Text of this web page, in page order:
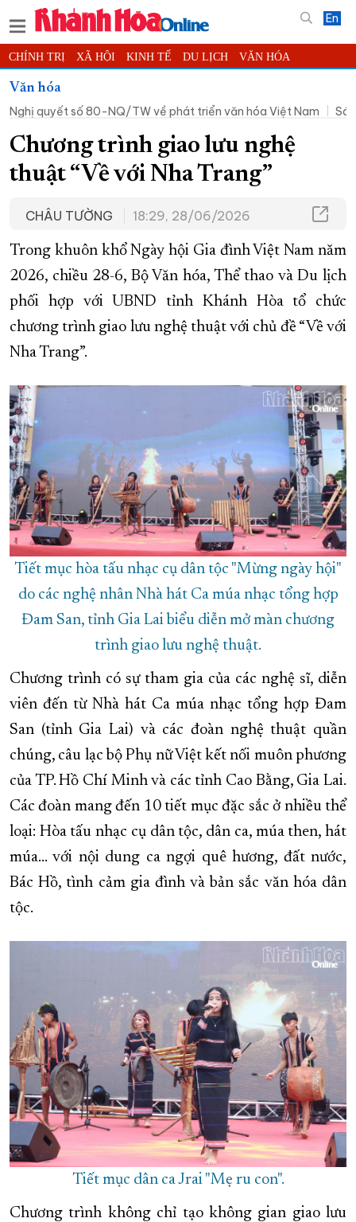
En
CHÍNH TRỊ XÃ HỘI KINH TẾ DU LỊCH VĂN HÓA
THỂ THAO
KHOA HỌC - CÔNG NGHỆ PHÁP LUẬT BẠN ĐỌC PHÓNG SỰ
THẾ GIỚI MULTIMEDIA VIDEO ĐỌC BÁO ONLINE
PODCAST THÔNG TIN - QUẢNG CÁO
TRƯỜNG SA BIỂN ĐẢO QUÊ HƯƠNG
CHUNG TAY CẢI CÁCH HÀNH CHÍNH
XÂY DỰNG NÔNG THÔN MỚI LỊCH CẮT ĐIỆN
TÀU - XE - MÁY BAY
KỶ NIỆM 370 NĂM XÂY DỰNG VÀ PHÁT TRIỂN TỈNH KHÁNH HÒA
KHOẢNH KHẮC ĐẸP XỨ TRẦM
ĐẠI HỘI ĐẢNG CÁC CẤP TRANG CHỦ VỀ BÁO KHÁNH HÒA
Văn hóa
Nghị quyết số 80-NQ/TW về phát triển văn hóa Việt Nam
Chương trình giao lưu nghệ
thuật “Về với Nha Trang”
CHÂU TƯỜNG 18:29, 28/06/2026
Trong khuôn khổ Ngày hội Gia đình Việt Nam năm
2026, chiều 28-6, Bộ Văn hóa, Thể thao và Du lịch
phối hợp với UBND tỉnh Khánh Hòa tổ chức
chương trình giao lưu nghệ thuật với chủ đề “Về với
Nha Trang”.
Tiết mục hòa tấu nhạc cụ dân tộc "Mừng ngày hội"
do các nghệ nhân Nhà hát Ca múa nhạc tổng hợp
Đam San, tỉnh Gia Lai biểu diễn mở màn chương
trình giao lưu nghệ thuật.
Chương trình có sự tham gia của các nghệ sĩ, diễn
viên đến từ Nhà hát Ca múa nhạc tổng hợp Đam
San (tỉnh Gia Lai) và các đoàn nghệ thuật quần
chúng, câu lạc bộ Phụ nữ Việt kết nối muôn phương
của TP. Hồ Chí Minh và các tỉnh Cao Bằng, Gia Lai.
Các đoàn mang đến 10 tiết mục đặc sắc ở nhiều thể
loại: Hòa tấu nhạc cụ dân tộc, dân ca, múa then, hát
múa… với nội dung ca ngợi quê hương, đất nước,
Bác Hồ, tình cảm gia đình và bản sắc văn hóa dân
tộc.
Tiết mục dân ca Jrai "Mẹ ru con".
Chương trình không chỉ tạo không gian giao lưu